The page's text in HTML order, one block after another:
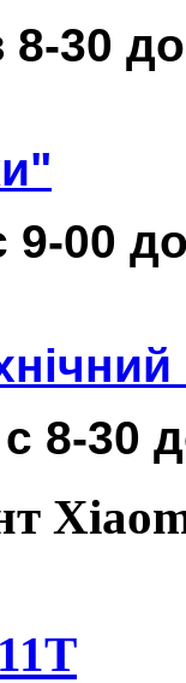
8-30
9-00
с 8-30